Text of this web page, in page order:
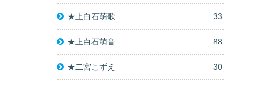
★上白石萌歌 33
★上白石萌音 88
★二宮こずえ 30